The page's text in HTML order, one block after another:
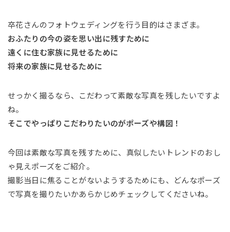
卒花さんのフォトウェディングを行う目的はさまざま。
おふたりの今の姿を思い出に残すために
遠くに住む家族に見せるために
将来の家族に見せるために
せっかく撮るなら、こだわって素敵な写真を残したいですよ
ね。
そこでやっぱりこだわりたいのがポーズや構図！
今回は素敵な写真を残すために、真似したいトレンドのおし
ゃ見えポーズをご紹介。
撮影当日に焦ることがないようするためにも、どんなポーズ
で写真を撮りたいかあらかじめチェックしてくださいね。